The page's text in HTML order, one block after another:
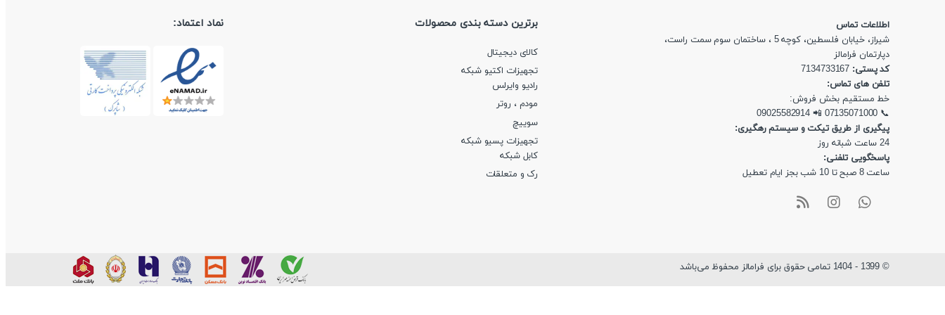
اطلاعات تماس
شیراز، خیابان فلسطین، کوچه 5 ، ساختمان سوم سمت راست،
دپارتمان فرامالز
کد پستی:
تلفن های تماس:
خط مستقیم بخش فروش:
📞
07135071000
📲
09025582914
پیگیری از طریق تیکت و سیستم رهگیری:
24 ساعت شبانه روز
پاسخگویی تلفنی:
ساعت 8 صبح تا 10 شب بجز ایام تعطیل
برترین دسته بندی محصولات
کالای دیجیتال
تجهیزات اکتیو شبکه
رادیو وایرلس
مودم ، روتر
سوییچ
تجهیزات پسیو شبکه
کابل شبکه
رک و متعلقات
نماد اعتماد:
© 1399 - 1404 تمامی حقوق برای فرامالز محفوظ می‌باشد